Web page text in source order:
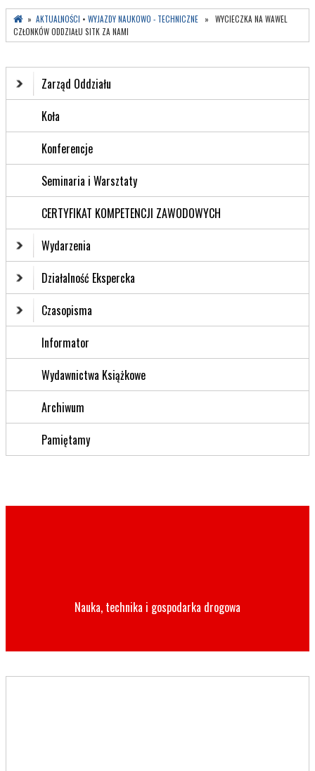
» AKTUALNOŚCI • WYJAZDY NAUKOWO - TECHNICZNE » WYCIECZKA NA WAWEL
CZŁONKÓW ODDZIAŁU SITK ZA NAMI
Zarząd Oddziału
Koła
Konferencje
Seminaria i Warsztaty
CERTYFIKAT KOMPETENCJI ZAWODOWYCH
Wydarzenia
Działalność Ekspercka
Czasopisma
Informator
Wydawnictwa Książkowe
Archiwum
Pamiętamy
Nauka, technika i gospodarka drogowa